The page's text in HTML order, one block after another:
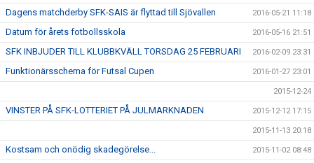
Dagens matchderby SFK-SAIS är flyttad till Sjövallen 2016-05-21 11:18
Datum för årets fotbollsskola 2016-05-16 21:51
SFK INBJUDER TILL KLUBBKVÄLL TORSDAG 25 FEBRUARI 2016-02-09 23:31
Funktionärsschema för Futsal Cupen 2016-01-27 23:01
2015-12-24
VINSTER PÅ SFK-LOTTERIET PÅ JULMARKNADEN 2015-12-12 17:15
2015-11-13 20:18
Kostsam och onödig skadegörelse... 2015-11-02 08:48